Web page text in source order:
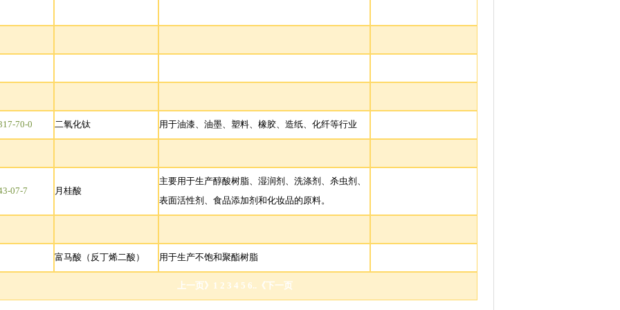
70-0 二氧化钛 用于油漆、油墨、塑料、橡胶、造纸、化纤等行业
07-7 月桂酸
主要用于生产醇酸树脂、湿润剂、洗涤剂、杀虫剂、
表面活性剂、食品添加剂和化妆品的原料。
富马酸（反丁烯二酸） 用于生产不饱和聚酯树脂
上一页》 1 2 3 4 5 6.. 《下一页